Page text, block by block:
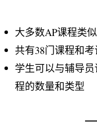
大多数AP课程类
共有38门课程和
学生可以与辅导
程的数量和类型